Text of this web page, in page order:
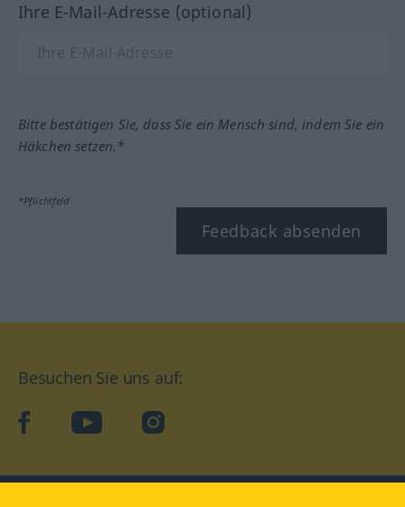
Ihre E-Mail-Adresse (optional)
Bitte bestätigen Sie, dass Sie ein Mensch sind, indem Sie ein
Häkchen setzen.*
*Pflichtfeld
Feedback absenden
Besuchen Sie uns auf:
facebookYouTube Instagram